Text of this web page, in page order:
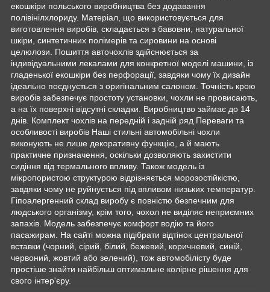
екошкіри польського виробництва без додавання
полівінілхлориду. Матеріал, що використовується для
виготовлення виробів, складається з бавовни, натуральної
шкіри, синтетичних полімерів та сировини на основі
целюлози. Пошиття авточохлів здійснюється за
індивідуальними лекалами для конкретної моделі машини, із
гладенької екошкіри без перфорації, завдяки чому їх дизайн
ідеально поєднується з оригінальним салоном. Точність крою
виробів забезпечує простоту установки, чохли не провисають,
а на їх поверхні відсутні складки. Виробництво займає до 14
днів. Комплект чохлів на передній і задній ряд Переваги та
особливості виробів Наші стильні автомобільні чохли
виконують не лише декоративну функцію, а й мають
практичне призначення, оскільки дозволяють захистити
сидіння від термального впливу. Також модель із
мікропористою структурою відрізняється морозостійкістю,
завдяки чому не руйнується під впливом низьких температур.
Гіпоалергенний склад виробу є повністю безпечним для
людського організму, крім того, чохол не виділяє неприємних
запахів. Модель забезпечує комфорт водію та його
пасажирам. На сайті можна підібрати відтінок центральної
вставки (чорний, сірий, білий, бежевий, коричневий, синій,
червоний, жовтий або зелений), тож автомобілісту буде
простіше знайти найбільш оптимальне колірне рішення для
свого інтер'єру.